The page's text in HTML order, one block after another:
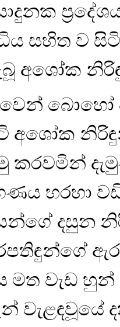
සහිත ව
අශෝක
බොහෝ
අශෝක
කරවමින්
හරහා
දසුන
මත වැඩ